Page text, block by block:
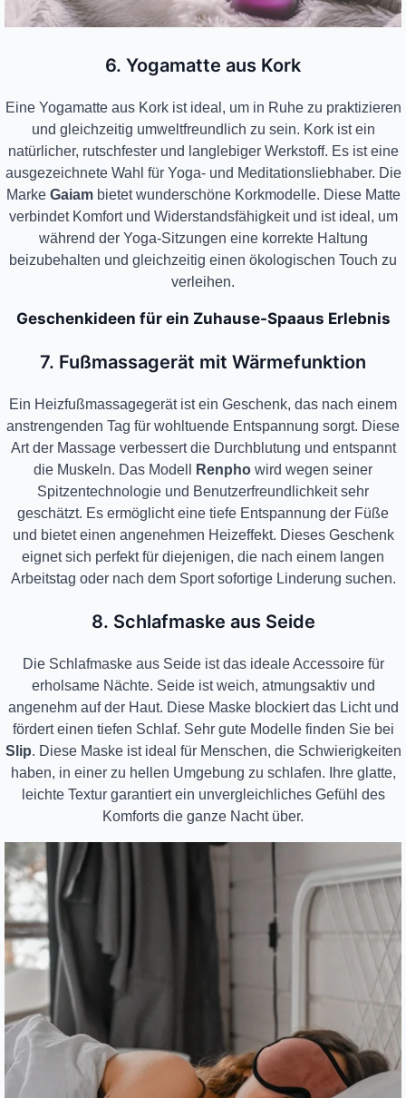
6. Yogamatte aus Kork
Eine Yogamatte aus Kork ist ideal, um in Ruhe zu praktizieren
und gleichzeitig umweltfreundlich zu sein. Kork ist ein
natürlicher, rutschfester und langlebiger Werkstoff. Es ist eine
ausgezeichnete Wahl für Yoga- und Meditationsliebhaber. Die
Marke Gaiambietet wunderschöne Korkmodelle. Diese Matte
verbindet Komfort und Widerstandsfähigkeit und ist ideal, um
während der Yoga-Sitzungen eine korrekte Haltung
beizubehalten und gleichzeitig einen ökologischen Touch zu
verleihen.
Geschenkideen für ein Zuhause-Spaaus Erlebnis
7. Fußmassagerät mit Wärmefunktion
Ein Heizfußmassagegerät ist ein Geschenk, das nach einem
anstrengenden Tag für wohltuende Entspannung sorgt. Diese
Art der Massage verbessert die Durchblutung und entspannt
die Muskeln. Das Modell
Renpho wird wegen seiner
Spitzentechnologie und Benutzerfreundlichkeit sehr
geschätzt. Es ermöglicht eine tiefe Entspannung der Füße
und bietet einen angenehmen Heizeffekt. Dieses Geschenk
eignet sich perfekt für diejenigen, die nach einem langen
Arbeitstag oder nach dem Sport sofortige Linderung suchen.
8. Schlafmaske aus Seide
Die Schlafmaske aus Seide ist das ideale Accessoire für
erholsame Nächte. Seide ist weich, atmungsaktiv und
angenehm auf der Haut. Diese Maske blockiert das Licht und
fördert einen tiefen Schlaf. Sehr gute Modelle finden Sie bei
Slip. Diese Maske ist ideal für Menschen, die Schwierigkeiten
haben, in einer zu hellen Umgebung zu schlafen. Ihre glatte,
leichte Textur garantiert ein unvergleichliches Gefühl des
Komforts die ganze Nacht über.